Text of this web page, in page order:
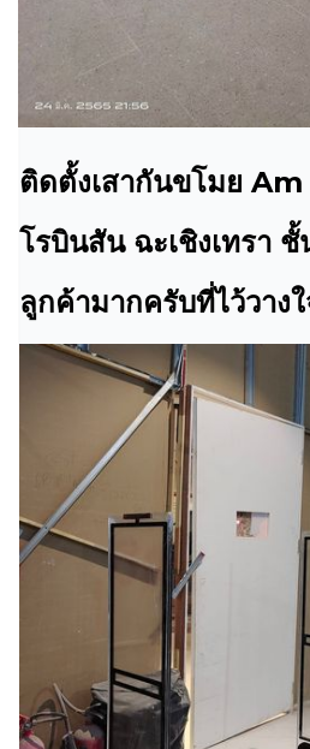
ติดตั้งเสากันขโมย Am
โรบินสัน ฉะเชิงเทรา
ลูกค้ามากครับที่ไว้วาง